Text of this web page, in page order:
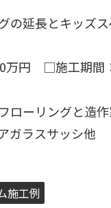
の延長とキッズ
万円 □施工期
ローリングと造
ガラスサッシ他
施工例